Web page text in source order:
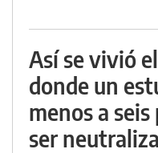
Así se vivió
donde un
menos a
ser